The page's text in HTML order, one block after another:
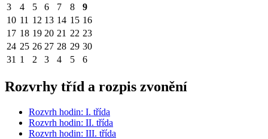
3
4 5 6 7 8
9
10 11 12 13 14 15 16
17 18 19 20 21 22 23
24 25 26 27 28 29 30
31 1 2 3 4 5 6
Rozvrhy tříd a rozpis zvonění
Rozvrh hodin: I. třída
Rozvrh hodin: II. třída
Rozvrh hodin: III. třída